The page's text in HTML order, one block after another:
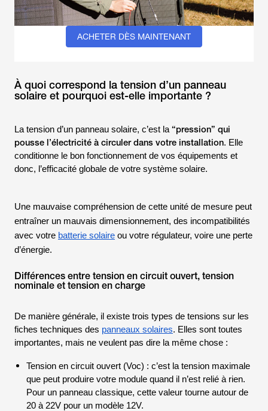
ACHETER DÈS MAINTENANT
À quoi correspond la tension d’un panneau
solaire et pourquoi est-elle importante ?
La tension d’un panneau solaire, c’est la “pression” qui
pousse l’électricité à circuler dans votre installation. Elle
conditionne le bon fonctionnement de vos équipements et
donc, l’efficacité globale de votre système solaire.
Une mauvaise compréhension de cette unité de mesure peut
entraîner un mauvais dimensionnement, des incompatibilités
avec votre batterie solaire ou votre régulateur, voire une perte
d’énergie.
Différences entre tension en circuit ouvert, tension
nominale et tension en charge
De manière générale, il existe trois types de tensions sur les
fiches techniques des panneaux solaires. Elles sont toutes
importantes, mais ne veulent pas dire la même chose :
Tension en circuit ouvert (Voc) : c’est la tension maximale
que peut produire votre module quand il n’est relié à rien.
Pour un panneau classique, cette valeur tourne autour de
20 à 22V pour un modèle 12V.